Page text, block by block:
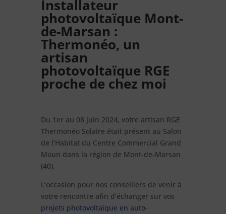
Installateur
photovoltaïque Mont-
de-Marsan :
Thermonéo, un
artisan
photovoltaïque RGE
proche de chez moi
Du 1er au 08 juin 2024, votre artisan RGE
Thermonéo Solaire était présent au Salon
de l’Habitat du Centre Commercial Grand
Moun dans la région de Mont-de-Marsan
(40).
L’occasion pour nos conseillers de venir à
votre rencontre afin d’échanger sur vos
projets photovoltaïque en auto-